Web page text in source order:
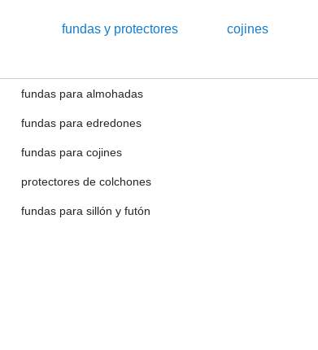
fundas y protectores
fundas para almohadas
fundas para edredones
fundas para cojines
protectores de colchones
fundas para sillón y futón
cojines